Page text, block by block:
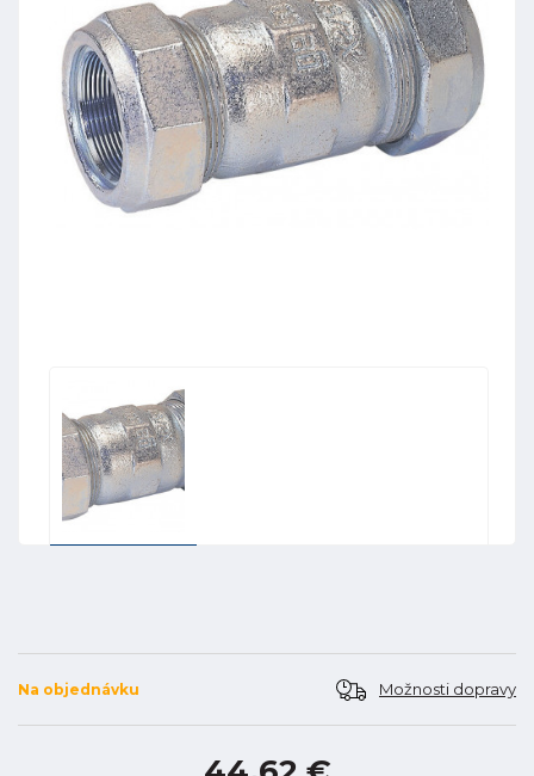
Na objednávku Možnosti dopravy